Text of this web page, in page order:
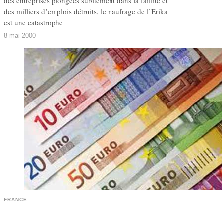
des milliers d’emplois détruits, le naufrage de l’Erika
est une catastrophe
8 mai 2000
FRANCE